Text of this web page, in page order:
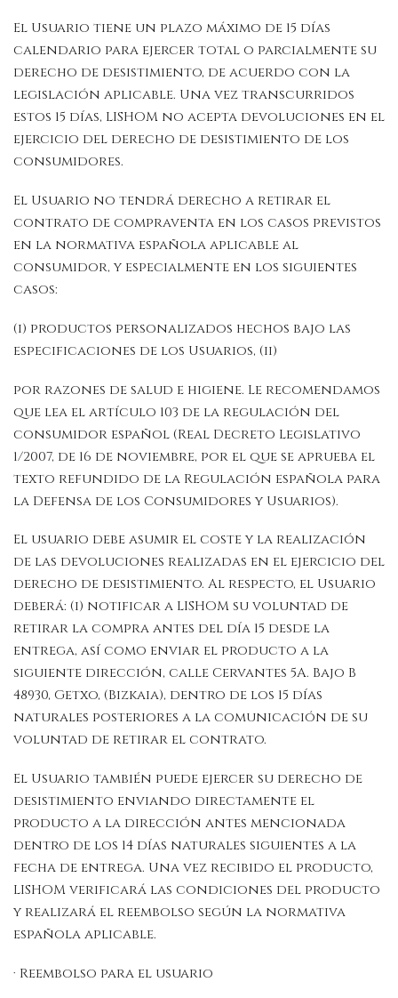
El Usuario tiene un plazo máximo de 15 días
calendario para ejercer total o parcialmente su
derecho de desistimiento, de acuerdo con la
legislación aplicable. Una vez transcurridos
estos 15 días, LISHOM no acepta devoluciones en el
ejercicio del derecho de desistimiento de los
consumidores.
El Usuario no tendrá derecho a retirar el
contrato de compraventa en los casos previstos
en la normativa española aplicable al
consumidor, y especialmente en los siguientes
casos:
(i) productos personalizados hechos bajo las
especificaciones de los Usuarios, (ii)
por razones de salud e higiene. Le recomendamos
que lea el artículo 103 de la regulación del
consumidor español (Real Decreto Legislativo
1/2007, de 16 de noviembre, por el que se aprueba el
texto refundido de la Regulación española para
la Defensa de los Consumidores y Usuarios).
El usuario debe asumir el coste y la realización
de las devoluciones realizadas en el ejercicio del
derecho de desistimiento. Al respecto, el Usuario
deberá: (i) notificar a LISHOM su voluntad de
retirar la compra antes del día 15 desde la
entrega, así como enviar el producto a la
siguiente dirección, calle Cervantes 5A. Bajo B
48930, Getxo, (Bizkaia), dentro de los 15 días
naturales posteriores a la comunicación de su
voluntad de retirar el contrato.
El Usuario también puede ejercer su derecho de
desistimiento enviando directamente el
producto a la dirección antes mencionada
dentro de los 14 días naturales siguientes a la
fecha de entrega. Una vez recibido el producto,
LISHOM verificará las condiciones del producto
y realizará el reembolso según la normativa
española aplicable.
· Reembolso para el usuario